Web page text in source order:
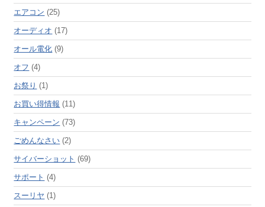
エアコン (25)
オーディオ (17)
オール電化 (9)
オフ (4)
お祭り (1)
お買い得情報 (11)
キャンペーン (73)
ごめんなさい (2)
サイバーショット (69)
サポート (4)
スーリヤ (1)